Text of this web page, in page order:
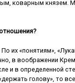
коварным князем.
их «понятиям»,
в воображении
и в определенной
голову», то